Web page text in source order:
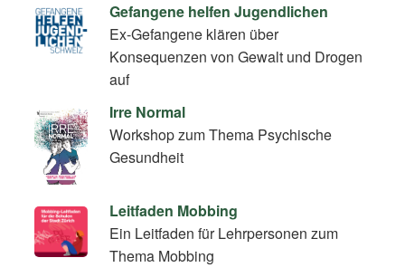
Gefangene helfen Jugendlichen
Ex-Gefangene klären über
Konsequenzen von Gewalt und Drogen
auf
Irre Normal
Workshop zum Thema Psychische
Gesundheit
Leitfaden Mobbing
Ein Leitfaden für Lehrpersonen zum
Thema Mobbing